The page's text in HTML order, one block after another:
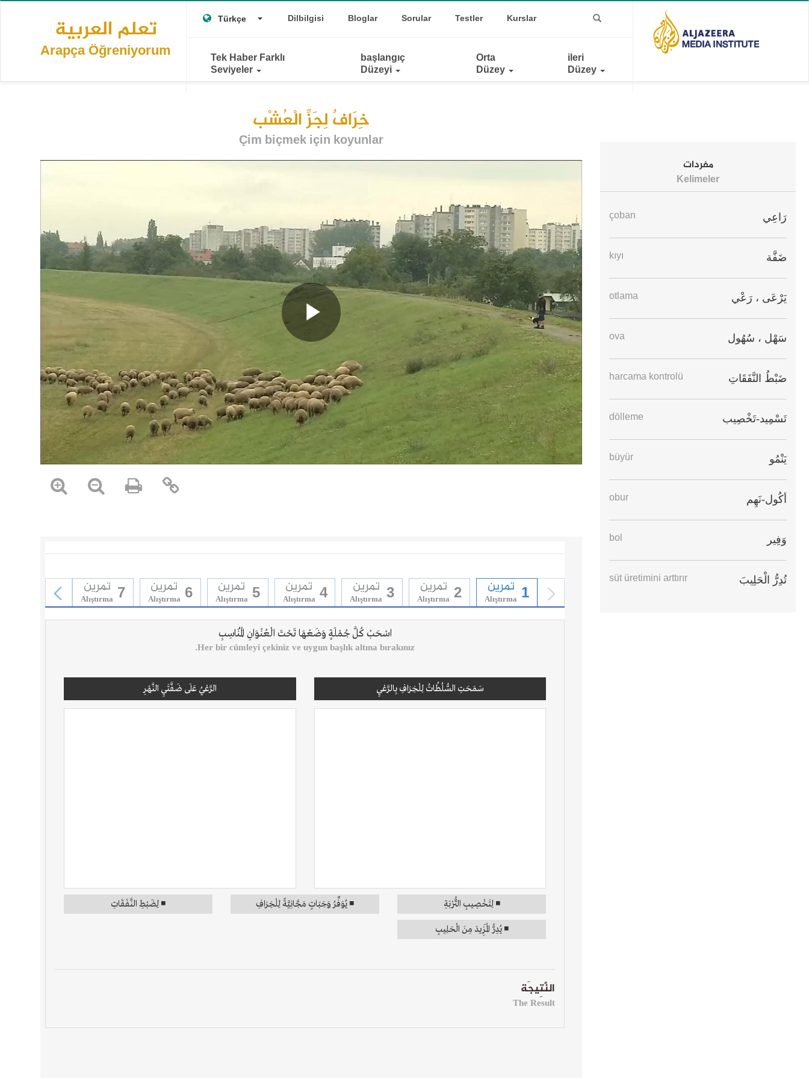
Ana
تعلم العربية
Arapça Öğreniyorum
Türkçe Toggle Dropdown
Top
Dilbilgisi Bloglar Sorular Testler Kurslar
Main
navigation
Tek Haber Farklı
Seviyeler
başlangıç
Düzeyi
Orta
Düzey
ileri
Düzey
خِرَافٌ لِجَزِّ الْعُشْب
Çim biçmek için koyunlar
مفردات
Kelimeler
رَاعِي çoban
ضَفَّة kıyı
يَرْعَى ، رَعْي otlama
سَهْل ، سُهُول ova
ضَبْطُ النَّفَقَاتِ harcama kontrolü
تَسْمِيد-تَخْصِيب dölleme
يَنْمُو büyür
أكُول-نَهِم obur
وَفِير bol
تُدِرُّ الْحَلِيبَ süt üretimini arttırır